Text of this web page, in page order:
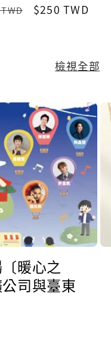
售
$250 TWD
檢視全部
暖心之
司與臺東